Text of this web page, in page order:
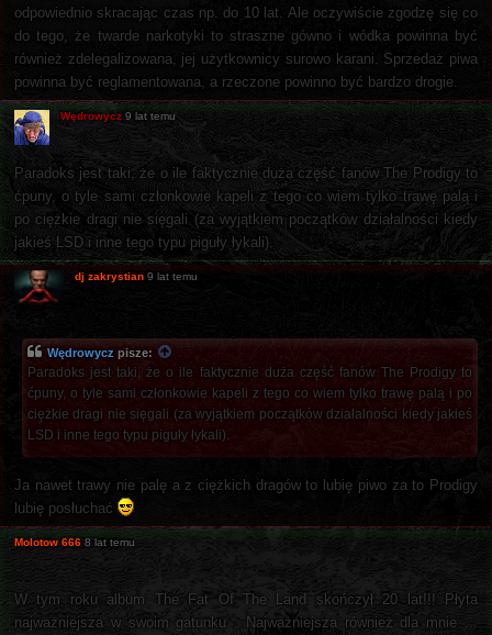
odpowiednio skracając czas np. do 10 lat. Ale oczywiście zgodzę się co
do tego, że twarde narkotyki to straszne gówno i wódka powinna być
również zdelegalizowana, jej użytkownicy surowo karani. Sprzedaż piwa
powinna być reglamentowana, a rzeczone powinno być bardzo drogie.
Wędrowycz 9 lat temu
Paradoks jest taki, że o ile faktycznie duża część fanów The Prodigy to
ćpuny, o tyle sami członkowie kapeli z tego co wiem tylko trawę palą i
po ciężkie dragi nie sięgali (za wyjątkiem początków działalności kiedy
jakieś LSD i inne tego typu piguły łykali).
dj zakrystian 9 lat temu
Wędrowycz pisze:
Paradoks jest taki, że o ile faktycznie duża część fanów The Prodigy to
ćpuny, o tyle sami członkowie kapeli z tego co wiem tylko trawę palą i po
ciężkie dragi nie sięgali (za wyjątkiem początków działalności kiedy jakieś
LSD i inne tego typu piguły łykali).
Ja nawet trawy nie palę a z ciężkich dragów to lubię piwo za to Prodigy
lubię posłuchać
Molotow 666 8 lat temu
W tym roku album The Fat Of The Land skończył 20 lat!!! Płyta
najważniejsza w swoim gatunku . Najważniejsza również dla mnie ...